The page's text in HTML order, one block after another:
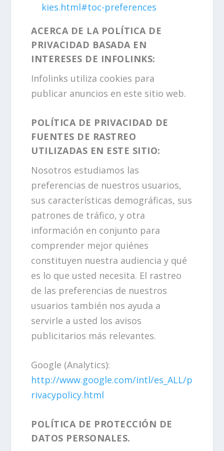
kies.html#toc-preferences
ACERCA DE LA POLÍTICA DE
PRIVACIDAD BASADA EN
INTERESES DE INFOLINKS:
Infolinks utiliza cookies para
publicar anuncios en este sitio web.
POLÍTICA DE PRIVACIDAD DE
FUENTES DE RASTREO
UTILIZADAS EN ESTE SITIO:
Nosotros estudiamos las
preferencias de nuestros usuarios,
sus características demográficas, sus
patrones de tráfico, y otra
información en conjunto para
comprender mejor quiénes
constituyen nuestra audiencia y qué
es lo que usted necesita. El rastreo
de las preferencias de nuestros
usuarios también nos ayuda a
servirle a usted los avisos
publicitarios más relevantes.
Google (Analytics):
http://www.google.com/intl/es_ALL/p
rivacypolicy.html
POLÍTICA DE PROTECCIÓN DE
DATOS PERSONALES.